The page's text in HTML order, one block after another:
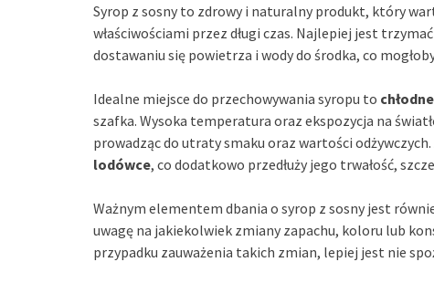
Syrop z sosny to zdrowy i naturalny produkt, który
właściwościami przez długi czas. Najlepiej jest
dostawaniu się powietrza i wody do środka, co
Idealne miejsce do przechowywania syropu to
szafka. Wysoka temperatura oraz ekspozycja na
prowadząc do utraty smaku oraz wartości
lodówce, co dodatkowo przedłuży jego trwałość,
Ważnym elementem dbania o syrop z sosny jest
uwagę na jakiekolwiek zmiany zapachu, koloru lub
przypadku zauważenia takich zmian, lepiej jest nie